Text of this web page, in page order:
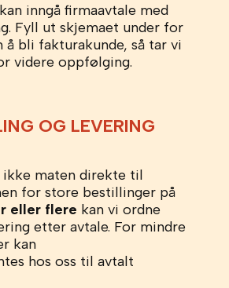
inngå firmaavtale med
Fyll ut skjemaet under for
å bli fakturakunde, så tar vi
videre oppfølging.
OG LEVERING
ikke maten direkte til
for store bestillinger på
eller flere kan vi ordne
etter avtale. For mindre
kan
hos oss til avtalt